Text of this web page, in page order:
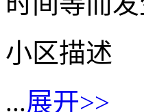
小区描述
...展开>>